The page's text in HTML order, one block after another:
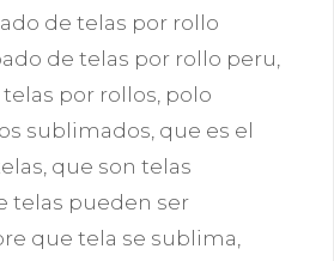
de telas por rollo
de telas por rollo peru,
por rollos, polo
sublimados, que es el
, que son telas
telas pueden ser
que tela se sublima,